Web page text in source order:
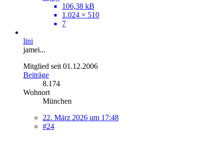
106,38 kB
1.024 × 510
7
lini
jamei...
Mitglied seit 01.12.2006
Beiträge
8.174
Wohnort
München
22. März 2026 um 17:48
#24